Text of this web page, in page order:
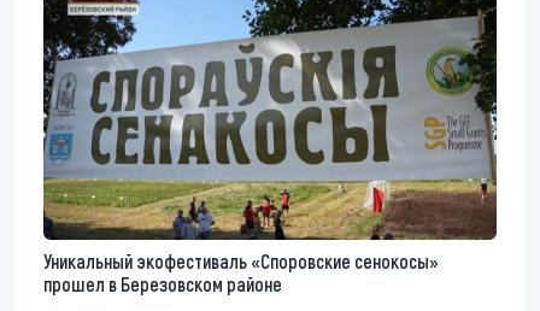
Уникальный экофестиваль «Споровские сенокосы»
прошел в Березовском районе